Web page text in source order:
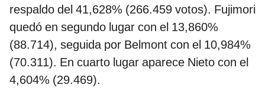
respaldo del 41,628% (266.459 votos). Fujimori
quedó en segundo lugar con el 13,860%
(88.714), seguida por Belmont con el 10,984%
(70.311). En cuarto lugar aparece Nieto con el
4,604% (29.469).